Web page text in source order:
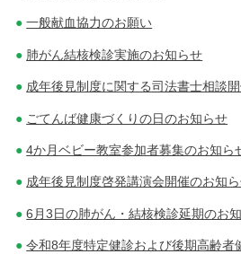
一般献血協力のお願い
肺がん結核検診実施のお知らせ
成年後見制度に関する司法書士相談
ごてんば健康づくりの日のお知らせ
4か月ベビー教室参加者募集のお知ら
成年後見制度啓発講演会開催のお知
6月3日の肺がん・結核検診延期のお
令和8年度特定健診および後期高齢者